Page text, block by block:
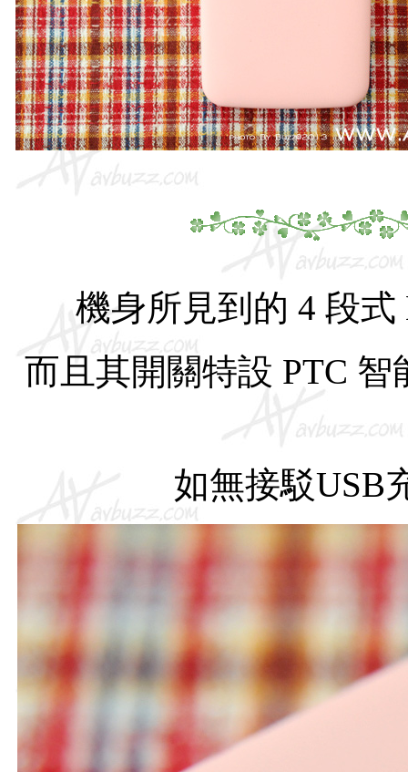
機身所見到的 4 段
而且其開關特設 PTC
如無接駁USB